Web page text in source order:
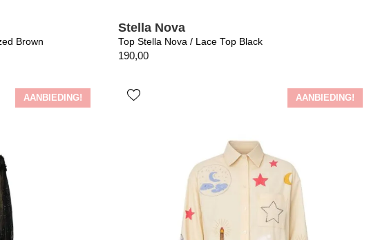
Brown
Stella Nova
Top Stella Nova / Lace Top Black
190,00
AANBIEDING! AANBIEDING!